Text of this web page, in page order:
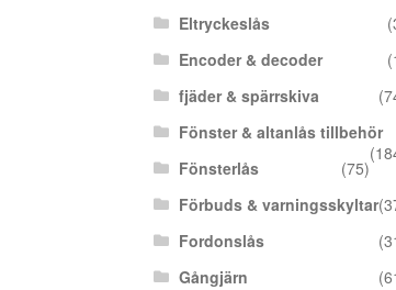
Eltryckeslås
Encoder & decoder
fjäder & spärrskiva
Fönster & altanlås tillbehör
Fönsterlås
(75)
Förbuds & varningsskyltar
Fordonslås
Gångjärn